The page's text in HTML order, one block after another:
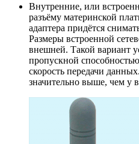
Внутренние, или
разъёму материнской
адаптера придётся
Размеры встроенной
внешней. Такой вариант
пропускной
скорость передачи
значительно выше, чем у